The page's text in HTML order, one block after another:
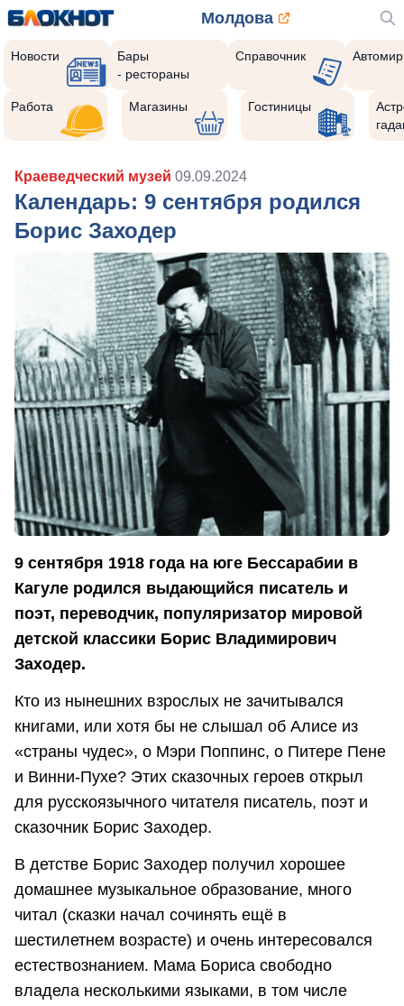
Молдова
Новости
Бары
- рестораны
Справочник Автомир
Работа Магазины Гостиницы
Краеведческий музей 09.09.2024
Календарь: 9 сентября родился
Борис Заходер
9 сентября 1918 года на юге Бессарабии в
Кагуле родился выдающийся писатель и
поэт, переводчик, популяризатор мировой
детской классики Борис Владимирович
Заходер.
Кто из нынешних взрослых не зачитывался
книгами, или хотя бы не слышал об Алисе из
«страны чудес», о Мэри Поппинс, о Питере Пене
и Винни-Пухе? Этих сказочных героев открыл
для русскоязычного читателя писатель, поэт и
сказочник Борис Заходер.
В детстве Борис Заходер получил хорошее
домашнее музыкальное образование, много
читал (сказки начал сочинять ещё в
шестилетнем возрасте) и очень интересовался
естествознанием. Мама Бориса свободно
владела несколькими языками, в том числе